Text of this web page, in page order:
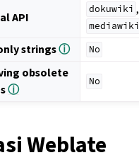
API
dokuwiki ,
mediawiki
stringsⓘ No
obsolete
ⓘ
No
Weblate